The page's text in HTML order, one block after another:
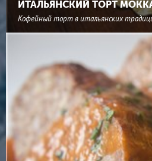
ИТАЛЬЯНСКИЙ ТОРТ
Кофейный торт в итальянских